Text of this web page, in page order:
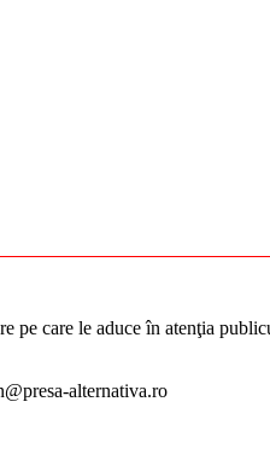
pe care le aduce în atenţia
alternativa.ro